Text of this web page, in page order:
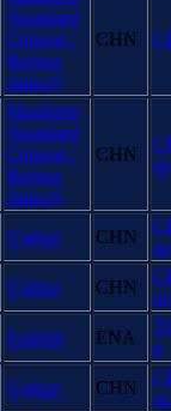
(Standard
Chinese /
Beijing
dialect)
CHN
Mandarin
(Standard
Chinese /
Beijing
dialect)
CHN
gy
Uighur CHN
uc
Uighur CHN
uc
English ENA
e
Uighur CHN
uc